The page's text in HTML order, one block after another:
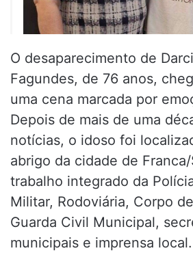
O desaparecimento de
Fagundes, de 76 anos,
uma cena marcada por
Depois de mais de uma
notícias, o idoso foi
abrigo da cidade de
trabalho integrado da
Militar, Rodoviária, Corpo
Guarda Civil Municipal,
municipais e imprensa local.